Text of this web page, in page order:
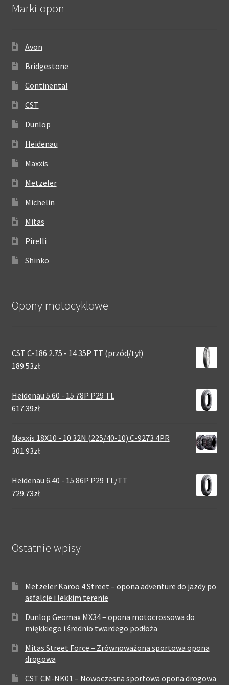
Marki opon
Avon
Bridgestone
Continental
CST
Dunlop
Heidenau
Maxxis
Metzeler
Michelin
Mitas
Pirelli
Shinko
Opony motocyklowe
CST C-186 2.75 - 14 35P TT (przód/tył)
189.53zł
Heidenau 5.60 - 15 78P P29 TL
617.39zł
Maxxis 18X10 - 10 32N (225/40-10) C-9273 4PR
301.93zł
Heidenau 6.40 - 15 86P P29 TL/TT
729.73zł
Ostatnie wpisy
Metzeler Karoo 4 Street – opona adventure do jazdy po
asfalcie i lekkim terenie
Dunlop Geomax MX34 – opona motocrossowa do
miękkiego i średnio twardego podłoża
Mitas Street Force – Zrównoważona sportowa opona
drogowa
CST CM-NK01 – Nowoczesna sportowa opona drogowa